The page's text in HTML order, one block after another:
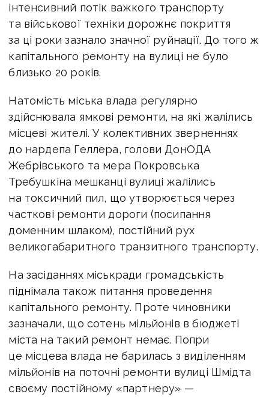
інтенсивний потік важкого транспорту
та військової техніки дорожнє покриття
за ці роки зазнало значної руйнації. До того ж
капітального ремонту на вулиці не було
близько 20 років.
Натомість міська влада регулярно
здійснювала ямкові ремонти, на які жалілись
місцеві жителі. У колективних зверненнях
до нардепа Геллера, голови ДонОДА
Жебрівського та мера Покровська
Требушкіна мешканці вулиці жалілись
на токсичний пил, що утворюється через
часткові ремонти дороги (посипання
доменним шлаком), постійний рух
великогабаритного транзитного транспорту.
На засіданнях міськради громадськість
піднімала також питання проведення
капітального ремонту. Проте чиновники
зазначали, що сотень мільйонів в бюджеті
міста на такий ремонт немає. Попри
це місцева влада не барилась з виділенням
мільйонів на поточні ремонти вулиці Шмідта
своєму постійному «партнеру» —